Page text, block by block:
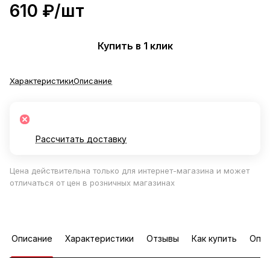
610 ₽/шт
Купить в 1 клик
ХарактеристикиОписание
Рассчитать доставку
Цена действительна только для интернет-магазина и может
отличаться от цен в розничных магазинах
Описание Характеристики Отзывы Как купить